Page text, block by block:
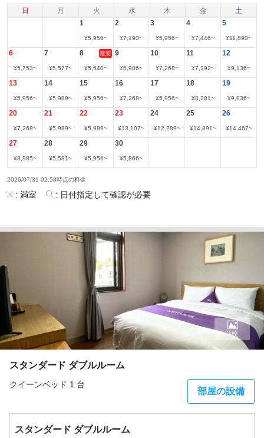
日 月 火 水 木 金 土
1
¥5,956~
2
¥7,190~
3
¥5,956~
4
¥7,446~
5
¥11,890~
6
¥5,753~
7
¥5,577~
8 最安
¥5,540~
9
¥5,906~
10
¥7,268~
11
¥7,192~
12
¥9,136~
13
¥5,956~
14
¥5,989~
15
¥5,956~
16
¥7,268~
17
¥5,956~
18
¥8,281~
19
¥9,836~
20
¥7,268~
21
¥5,989~
22
¥5,989~
23
¥13,107~
24
¥12,289~
25
¥14,891~
26
¥14,467~
27
¥8,985~
28
¥5,581~
29
¥5,956~
30
¥5,866~
2026/07/31 02:58時点の料金
: 満室 : 日付指定して確認が必要
スタンダード ダブルルーム
クイーンベッド 1 台
部屋の設備
2枚
スタンダード ダブルルーム